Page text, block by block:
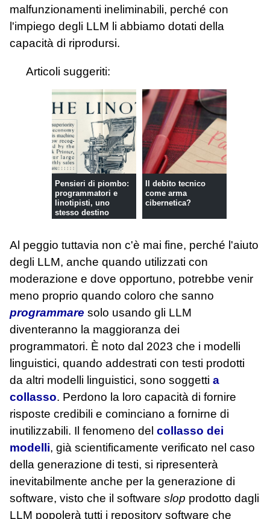
malfunzionamenti ineliminabili, perché con
l'impiego degli LLM li abbiamo dotati della
capacità di riprodursi.
Articoli suggeriti:
Pensieri di piombo:
programmatori e
linotipisti, uno
stesso destino
Il debito tecnico
come arma
cibernetica?
Al peggio tuttavia non c'è mai fine, perché l'aiuto
degli LLM, anche quando utilizzati con
moderazione e dove opportuno, potrebbe venir
meno proprio quando coloro che sanno
programmare solo usando gli LLM
diventeranno la maggioranza dei
programmatori. È noto dal 2023 che i modelli
linguistici, quando addestrati con testi prodotti
da altri modelli linguistici, sono soggetti a
collasso. Perdono la loro capacità di fornire
risposte credibili e cominciano a fornirne di
inutilizzabili. Il fenomeno del collasso dei
modelli, già scientificamente verificato nel caso
della generazione di testi, si ripresenterà
inevitabilmente anche per la generazione di
software, visto che il software slop prodotto dagli
LLM popolerà tutti i repository software che